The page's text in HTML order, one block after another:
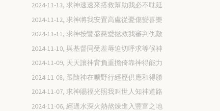
2024-11-13, 求神速速來搭救幫助我必不耽延
2024-11-12, 求神將我安置高處從憂傷變喜樂
2024-11-11, 求神按豐盛慈愛拯救我審判仇敵
2024-11-10, 與基督同受羞辱迫切呼求等候神
2024-11-09, 天天讓神背負重擔倚靠神得能力
2024-11-08, 跟隨神在曠野行經歷供應和得勝
2024-11-07, 求神賜福光照我叫世人知神道路
2024-11-06, 經過水深火熱熬煉進入豐富之地